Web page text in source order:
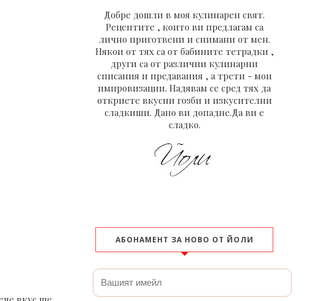
Добре дошли в моя кулинарен свят.
Рецептите , които ви предлагам са
лично приготвени и снимани от мен.
Някои от тях са от бабините тетрадки ,
други са от различни кулинарни
списания и предавания , а трети - мои
импровизации. Надявам се сред тях да
откриете вкусни гозби и изкусителни
сладкиши. Дано ви допадне.Да ви е
сладко.
АБОНАМЕНТ ЗА НОВО ОТ ЙОЛИ